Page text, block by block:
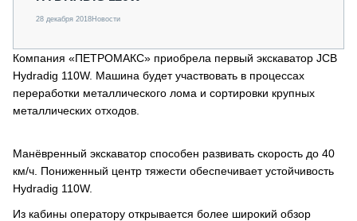
28 декабря 2018Новости
Компания «ПЕТРОМАКС» приобрела первый экскаватор JCB
Hydradig 110W. Машина будет участвовать в процессах
переработки металлического лома и сортировки крупных
металлических отходов.
Манёвренный экскаватор способен развивать скорость до 40
км/ч. Пониженный центр тяжести обеспечивает устойчивость
Hydradig 110W.
Из кабины оператору открывается более широкий обзор